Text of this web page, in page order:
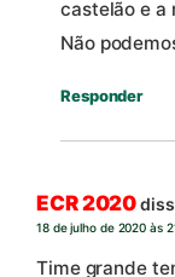
castelão e a
Não
Responder
ECR 2020
18 de julho de 2020 às
Time grande